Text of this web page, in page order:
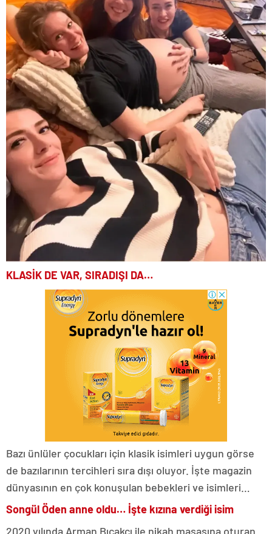
KLASİK DE VAR, SIRADIŞI DA…
Bazı ünlüler çocukları için klasik isimleri uygun görse
de bazılarının tercihleri sıra dışı oluyor. İşte magazin
dünyasının en çok konuşulan bebekleri ve isimleri…
Songül Öden anne oldu… İşte kızına verdiği isim
2020 yılında Arman Bıçakçı ile nikah masasına oturan